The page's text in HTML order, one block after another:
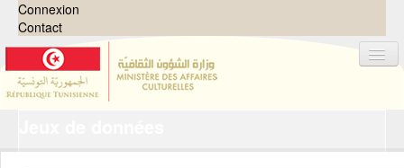
Connexion
Contact
Organisations